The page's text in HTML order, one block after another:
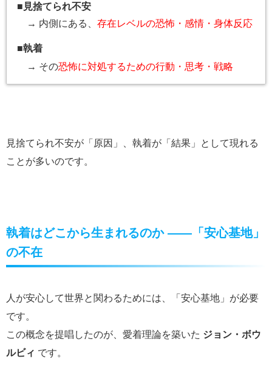
■ 見捨てられ不安
→ 内側にある、存在レベルの恐怖・感情・身体反応
■執着
→ その恐怖に対処するための行動・思考・戦略
見捨てられ不安が「原因」、執着が「結果」として現れる
ことが多いのです。
執着はどこから生まれるのか ――「安心基地」
の不在
人が安心して世界と関わるためには、「安心基地」が必要
です。
この概念を提唱したのが、愛着理論を築いた ジョン・ボウ
ルビィ です。